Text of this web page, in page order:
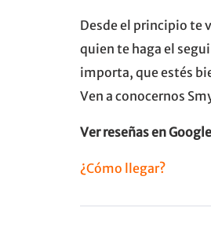
Desde el principio te
quien te haga el
importa, que estés
Ven a conocernos
Ver reseñas en Google
¿Cómo llegar?